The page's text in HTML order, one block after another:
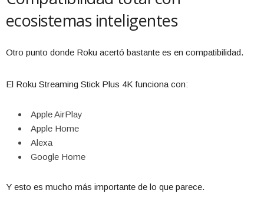
ecosistemas inteligentes
Otro punto donde Roku acertó bastante es en compatibilidad.
El Roku Streaming Stick Plus 4K funciona con:
Apple AirPlay
Apple Home
Alexa
Google Home
Y esto es mucho más importante de lo que parece.